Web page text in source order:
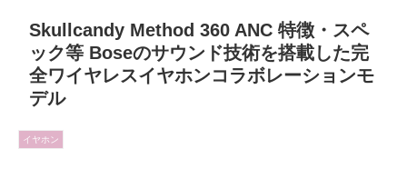
Skullcandy Method 360 ANC 特徴・スペ
ック等 Boseのサウンド技術を搭載した完
全ワイヤレスイヤホンコラボレーションモ
デル
イヤホン